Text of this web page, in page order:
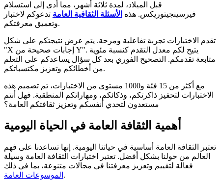
قبل الميلاد، لمدة ثلاثة أشهر، مما أدى إلى استسلام
فيرسينجيتوريكس. هذه الأسئلة الثقافية العامة تدعوكم لاختبار
وتعميق معرفتكم.
تقدم الاختبارات تجربة تفاعلية ومرحة. يتم عرض نتيجتكم على شكل
"X إجابات صحيحة من Y". يتيح لكم معدل التقدم كنسبة مئوية
متابعة تقدمكم. التصحيح الفوري بعد كل سؤال يساعدكم على التعلم
من أخطائكم وتعزيز مكتسباتكم.
مع أكثر من 15 فئة و1000 مستوى من الاختبارات، تم تصميم هذه
الاختبارات لتحفيز ذاكرتكم، وذكائكم، ومهاراتكم المنطقية. فهل أنتم
مستعدون لتحدي أنفسكم وتعزيز ثقافتكم العامة؟
أهمية الثقافة العامة في الحياة اليومية
تعتبر الثقافة العامة أساسية في حياتنا اليومية. إنها تساعدنا على فهم
العالم من حولنا بشكل أفضل. تعتبر اختبارات الثقافة العامة وسيلة
فعالة لتقييم وتعزيز معرفتنا في مجالات متنوعة، بما في ذلك
الموسوعات العامة .